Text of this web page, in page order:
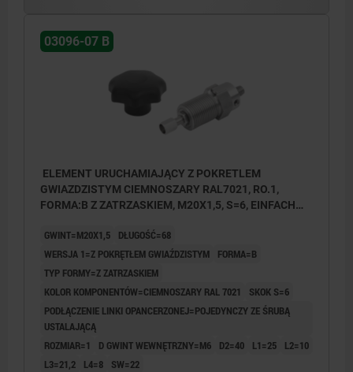
03096-07 B
ELEMENT URUCHAMIAJĄCY Z POKRETLEM
GWIAZDZISTYM CIEMNOSZARY RAL7021, RO.1,
FORMA:B Z ZATRZASKIEM, M20X1,5, S=6, EINFACH
KOMP:TERMOPLAST
GWINT=M20X1,5
DŁUGOŚĆ=68
WERSJA 1=Z POKRĘTŁEM GWIAŹDZISTYM
FORMA=B
TYP FORMY=Z ZATRZASKIEM
KOLOR KOMPONENTÓW=CIEMNOSZARY RAL 7021
SKOK S=6
PODŁĄCZENIE LINKI OPANCERZONEJ=POJEDYNCZY ZE ŚRUBĄ
USTALAJĄCĄ
ROZMIAR=1
D GWINT WEWNĘTRZNY=M6 D2=40 L1=25
L2=10
L3=21,2
L4=8 SW=22